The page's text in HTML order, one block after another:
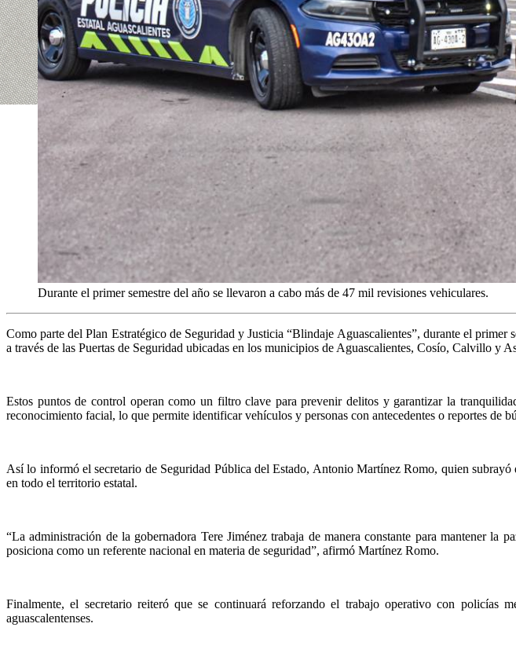
Durante el primer semestre del año se llevaron a cabo más de 47 mil revisiones vehiculares.
Como parte del Plan Estratégico de Seguridad y Justicia “Blindaje Aguascalientes”, durante el
a través de las Puertas de Seguridad ubicadas en los municipios de Aguascalientes, Cosío, Calvillo y
Estos puntos de control operan como un filtro clave para prevenir delitos y garantizar la
reconocimiento facial, lo que permite identificar vehículos y personas con antecedentes o reportes de
Así lo informó el secretario de Seguridad Pública del Estado, Antonio Martínez Romo, quien
en todo el territorio estatal.
“La administración de la gobernadora Tere Jiménez trabaja de manera constante para mantener
posiciona como un referente nacional en materia de seguridad”, afirmó Martínez Romo.
Finalmente, el secretario reiteró que se continuará reforzando el trabajo operativo con policías
aguascalentenses.